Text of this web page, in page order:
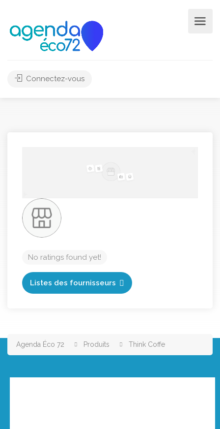
Connectez-vous
No ratings found yet!
Listes des fournisseurs
Agenda Éco 72 Produits Think Coffe